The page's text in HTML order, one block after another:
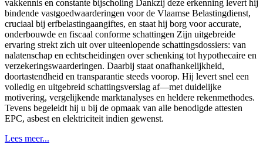
vakkennis en constante bijscholing Dankzij deze erkenning levert hij
bindende vastgoedwaarderingen voor de Vlaamse Belastingdienst,
cruciaal bij erfbelastingaangiftes, en staat hij borg voor accurate,
onderbouwde en fiscaal conforme schattingen Zijn uitgebreide
ervaring strekt zich uit over uiteenlopende schattingsdossiers: van
nalatenschap en echtscheidingen over schenking tot hypothecaire en
verzekeringswaarderingen. Daarbij staat onafhankelijkheid,
doortastendheid en transparantie steeds voorop. Hij levert snel een
volledig en uitgebreid schattingsverslag af—met duidelijke
motivering, vergelijkende marktanalyses en heldere rekenmethodes.
Tevens begeleidt hij u bij de opmaak van alle benodigde attesten
EPC, asbest en elektriciteit indien gewenst.
Lees meer...